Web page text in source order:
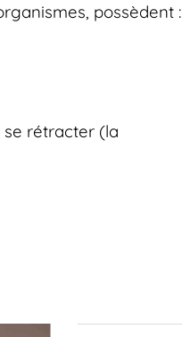
possèdent :
se rétracter (la